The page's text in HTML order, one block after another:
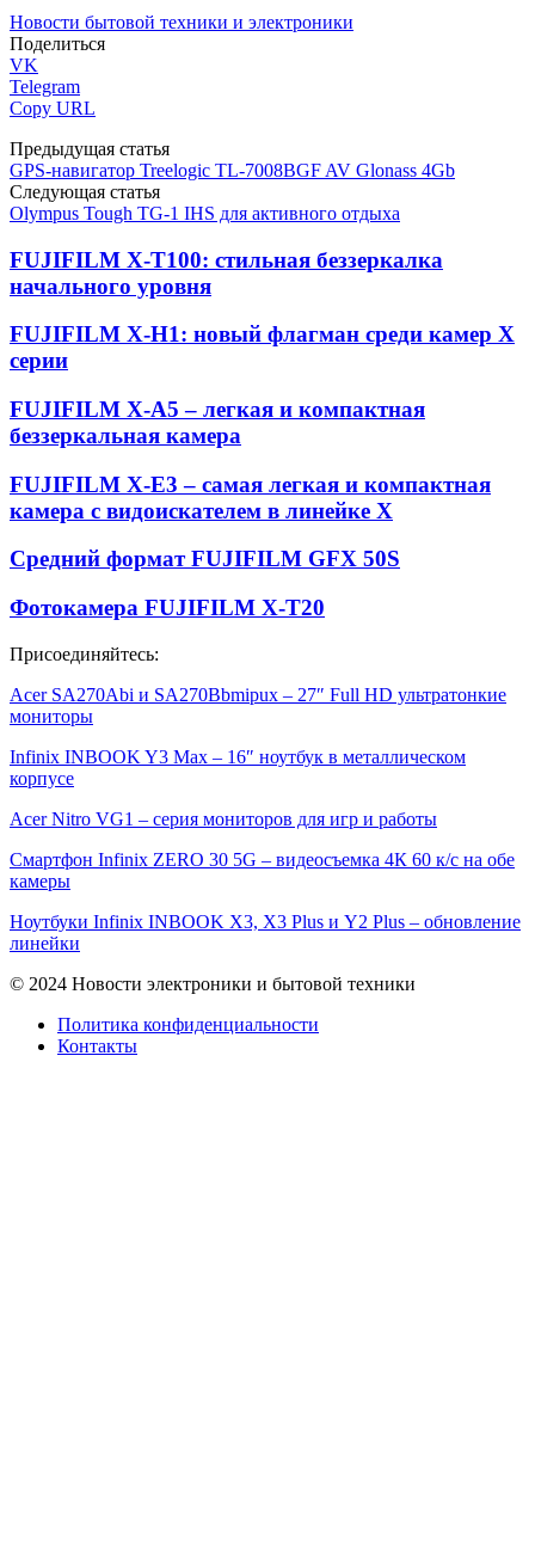
Новости бытовой техники и электроники
Поделиться
VK
Telegram
Copy URL
Предыдущая статья
GPS-навигатор Treelogic TL-7008BGF AV Glonass 4Gb
Следующая статья
Olympus Tough TG-1 IHS для активного отдыха
FUJIFILM X-T100: стильная беззеркалка
начального уровня
FUJIFILM X-H1: новый флагман среди камер X
серии
FUJIFILM X-A5 – легкая и компактная
беззеркальная камера
FUJIFILM X-E3 – самая легкая и компактная
камера с видоискателем в линейке X
Средний формат FUJIFILM GFX 50S
Фотокамера FUJIFILM X-T20
Присоединяйтесь:
Acer SA270Abi и SA270Bbmipux – 27″ Full HD ультратонкие
мониторы
Infinix INBOOK Y3 Max – 16″ ноутбук в металлическом
корпусе
Acer Nitro VG1 – серия мониторов для игр и работы
Смартфон Infinix ZERO 30 5G – видеосъемка 4К 60 к/с на обе
камеры
Ноутбуки Infinix INBOOK X3, X3 Plus и Y2 Plus – обновление
линейки
© 2024 Новости электроники и бытовой техники
Политика конфиденциальности
Контакты